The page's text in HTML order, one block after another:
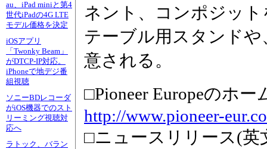
au、iPad miniと第4
世代iPadの4G LTE
モデル価格を決定
iOSアプリ
「Twonky Beam」
がDTCP-IP対応。
iPhoneで地デジ番
組視聴
ソニーBDレコーダ
がiOS機器でのスト
リーミング視聴対
応へ
ラトック、バラン
ネント、コンポジッ
テーブル用スタンド
意される。
□Pioneer Europeのホ
http://www.pioneer-
□ニュースリリース(英